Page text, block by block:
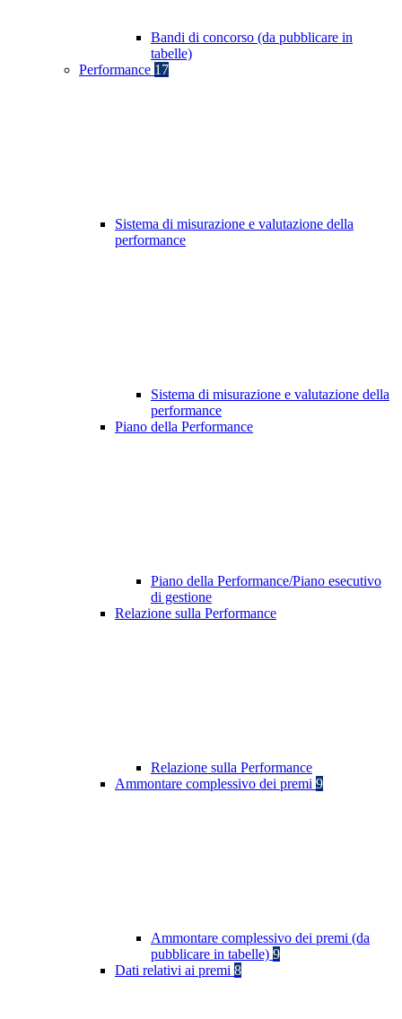
Bandi di concorso (da pubblicare in
tabelle)
Performance 17
Sistema di misurazione e valutazione della
performance
Sistema di misurazione e valutazione della
performance
Piano della Performance
Piano della Performance/Piano esecutivo
di gestione
Relazione sulla Performance
Relazione sulla Performance
Ammontare complessivo dei premi 9
Ammontare complessivo dei premi (da
pubblicare in tabelle) 9
Dati relativi ai premi 8